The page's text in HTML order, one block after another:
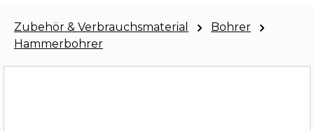
Zubehör & Verbrauchsmaterial
Bohrer
Hammerbohrer